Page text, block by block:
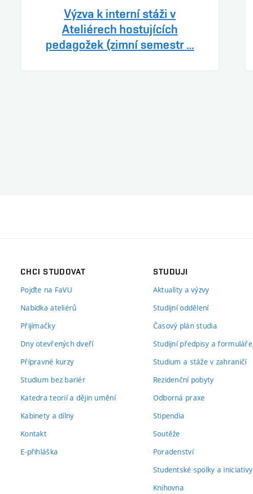
Výzva k interní stáži v
Ateliérech hostujících
pedagožek (zimní semestr ...
CHCI STUDOVAT
Pojďte na FaVU
Nabídka ateliérů
Přijímačky
Dny otevřených dveří
Přípravné kurzy
Studium bez bariér
Katedra teorií a dějin umění
Kabinety a dílny
Kontakt
E-přihláška
STUDUJI
Aktuality a výzvy
Studijní oddělení
Časový plán studia
Studijní předpisy a formuláře
Studium a stáže v zahraničí
Rezidenční pobyty
Odborná praxe
Stipendia
Soutěže
Poradenství
Studentské spolky a iniciativy
Knihovna